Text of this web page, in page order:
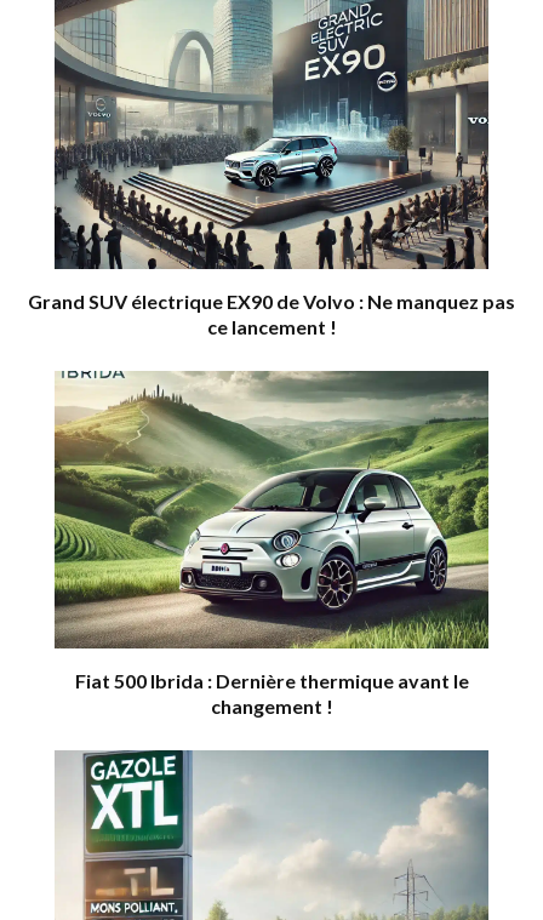
Grand SUV électrique EX90 de Volvo : Ne manquez pas
ce lancement !
Fiat 500 Ibrida : Dernière thermique avant le
changement !